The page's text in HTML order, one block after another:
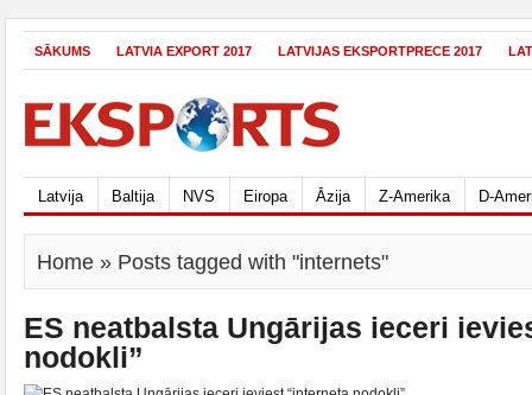
SĀKUMS LATVIA EXPORT 2017 LATVIJAS EKSPORTPRECE 2017
Latvija Baltija NVS Eiropa Āzija Z-Amerika D-
Home » Posts tagged with "internets"
ES neatbalsta Ungārijas ieceri
nodokli”